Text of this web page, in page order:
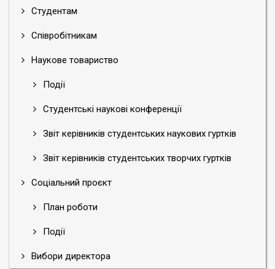
Студентам
Співробітникам
Наукове товариство
Події
Студентські наукові конференції
Звіт керівників студентських наукових гуртків
Звіт керівників студентських творчих гуртків
Соціальний проєкт
План роботи
Події
Вибори директора